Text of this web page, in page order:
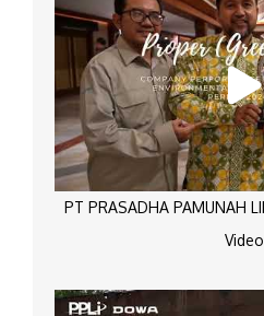
PT PRASADHA PAMUNAH
Video